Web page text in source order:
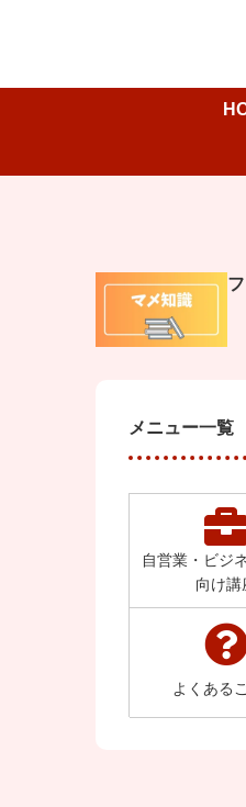
メニュー一覧
自営業・ビジ
向け講
よくある